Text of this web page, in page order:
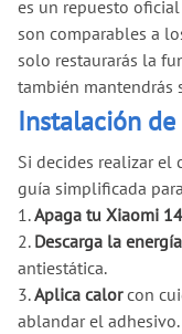
es un repuesto
son comparables a
solo restaurarás la
también mantendrás
Instalación
Si decides realizar el
guía simplificada
1.Apaga tu Xiaomi 14
2. Descarga la
antiestática.
3.Aplica calorcon
ablandar el adhesivo.